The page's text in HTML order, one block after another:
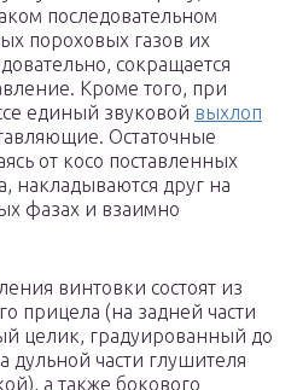
последовательном
пороховых газов их
сокращается
Кроме того, при
единый звуковой выхлоп
Остаточные
от косо поставленных
накладываются друг на
фазах и взаимно
винтовки состоят из
прицела (на задней части
целик, градуированный до
части глушителя
а также бокового